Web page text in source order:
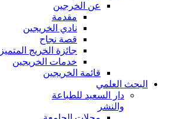
عن الخرجين
مقدمة
نادي الخريجين
قصة نجاح
جائزة الخريج المتميز
خدمات الخريجين
قائمة الخريجين
البحث العلمي
دار السعيد للطباعة
والنشر